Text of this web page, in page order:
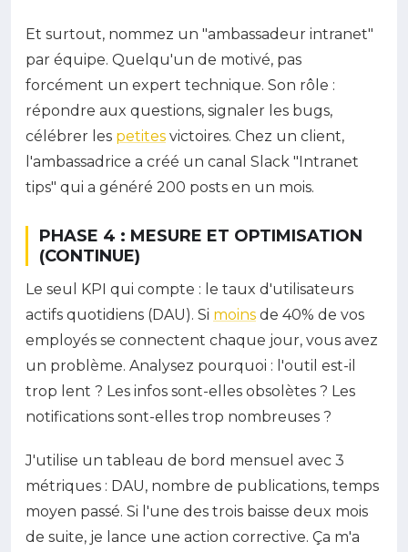
Et surtout, nommez un "ambassadeur intranet"
par équipe. Quelqu'un de motivé, pas
forcément un expert technique. Son rôle :
répondre aux questions, signaler les bugs,
célébrer les petites victoires. Chez un client,
l'ambassadrice a créé un canal Slack "Intranet
tips" qui a généré 200 posts en un mois.
PHASE 4 : MESURE ET OPTIMISATION
(CONTINUE)
Le seul KPI qui compte : le taux d'utilisateurs
actifs quotidiens (DAU). Si moins de 40% de vos
employés se connectent chaque jour, vous avez
un problème. Analysez pourquoi : l'outil est-il
trop lent ? Les infos sont-elles obsolètes ? Les
notifications sont-elles trop nombreuses ?
J'utilise un tableau de bord mensuel avec 3
métriques : DAU, nombre de publications, temps
moyen passé. Si l'une des trois baisse deux mois
de suite, je lance une action corrective. Ça m'a